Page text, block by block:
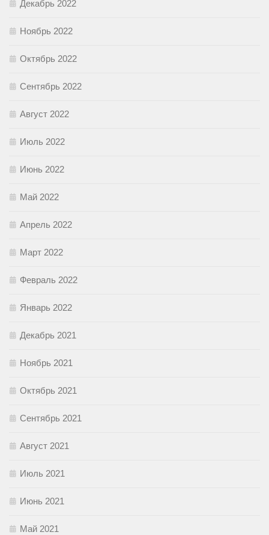
Декабрь 2022
Ноябрь 2022
Октябрь 2022
Сентябрь 2022
Август 2022
Июль 2022
Июнь 2022
Май 2022
Апрель 2022
Март 2022
Февраль 2022
Январь 2022
Декабрь 2021
Ноябрь 2021
Октябрь 2021
Сентябрь 2021
Август 2021
Июль 2021
Июнь 2021
Май 2021